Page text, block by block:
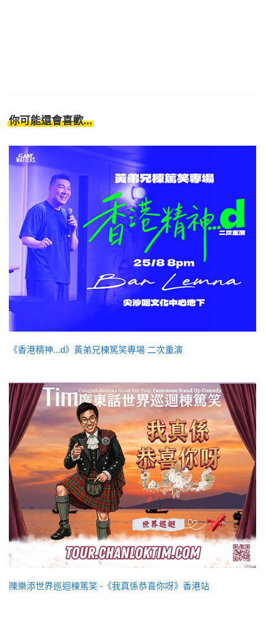
你可能還會喜歡...
《香港精神...d》黃弟兄棟篤笑專場 二次重演
陳樂添世界巡迴棟篤笑 -《我真係恭喜你呀》香港站